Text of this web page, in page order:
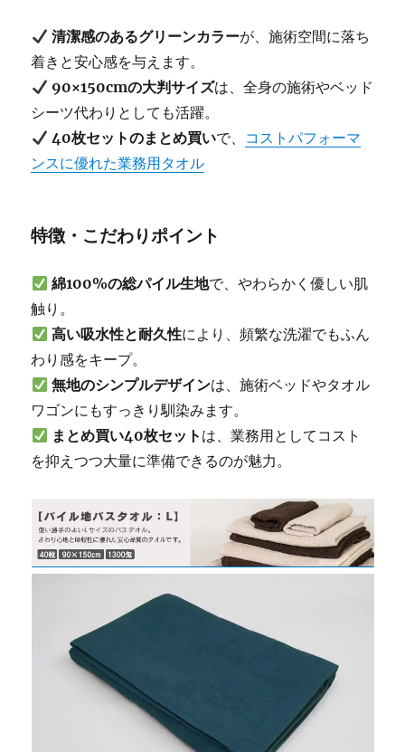
清潔感のあるグリーンカラーが、施術空間に落ち
着きと安心感を与えます。
90×150cmの大判サイズは、全身の施術やベッド
シーツ代わりとしても活躍。
40枚セットのまとめ買いで、
コストパフォーマ
ンスに優れた業務用タオル
特徴・こだわりポイント
綿100%の総パイル生地で、やわらかく優しい肌
触り。
高い吸水性と耐久性により、頻繁な洗濯でもふん
わり感をキープ。
無地のシンプルデザインは、施術ベッドやタオル
ワゴンにもすっきり馴染みます。
まとめ買い40枚セット は、業務用としてコスト
を抑えつつ大量に準備できるのが魅力。